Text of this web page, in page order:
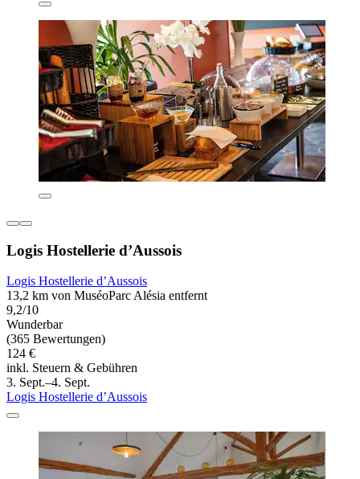
Logis Hostellerie d’Aussois
Logis Hostellerie d’Aussois
13,2 km von MuséoParc Alésia entfernt
9,2/10
Wunderbar
(365 Bewertungen)
124 €
inkl. Steuern & Gebühren
3. Sept.–4. Sept.
Logis Hostellerie d’Aussois